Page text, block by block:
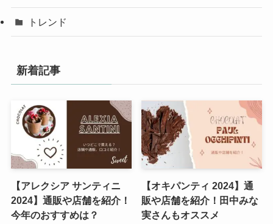
トレンド
新着記事
【アレクシア サンティニ
2024】通販や店舗を紹介！
今年のおすすめは？
【オキパンティ 2024】通
販や店舗を紹介！田中みな
実さんもオススメ